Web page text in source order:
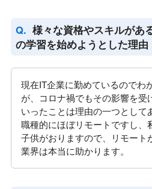
様々な資格やスキルがあ
の学習を始めようとした理由
現在IT企業に勤めているのでわ
が、コロナ禍でもその影響を受
いったことは理由の一つとして
職種的にほぼリモートですし、
子供がおりますので、リモート
業界は本当に助かります。